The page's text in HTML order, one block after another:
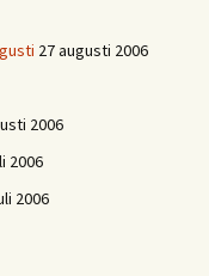
27 augusti 2006
2006
2006
2006